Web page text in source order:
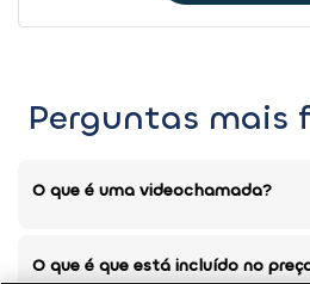
Perguntas mais
O que é uma videochamada?
O que é que está incluído no